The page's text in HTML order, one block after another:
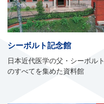
シーボルト記念館
日本近代医学の父・シーボルト
のすべてを集めた資料館